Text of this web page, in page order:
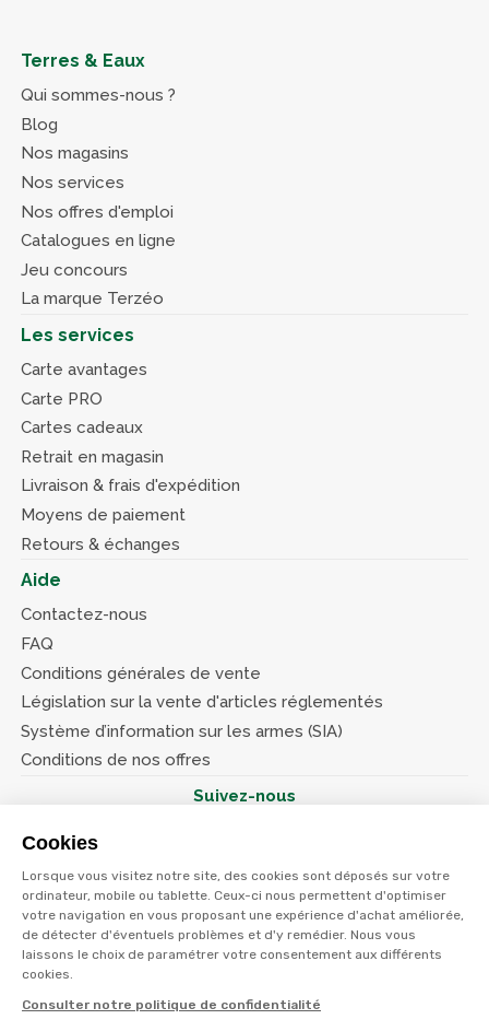
Cookies
Lorsque vous visitez notre site, des cookies sont déposés sur votre
ordinateur, mobile ou tablette. Ceux-ci nous permettent d'optimiser
votre navigation en vous proposant une expérience d'achat améliorée,
de détecter d'éventuels problèmes et d'y remédier. Nous vous
laissons le choix de paramétrer votre consentement aux différents
cookies.
Consulter notre politique de confidentialité
Terres & Eaux
Qui sommes-nous ?
Blog
Nos magasins
Nos services
Nos offres d'emploi
Catalogues en ligne
Jeu concours
La marque Terzéo
Les services
Carte avantages
Carte PRO
Cartes cadeaux
Retrait en magasin
Livraison & frais d'expédition
Moyens de paiement
Retours & échanges
Aide
Contactez-nous
FAQ
Conditions générales de vente
Législation sur la vente d'articles réglementés
Système d’information sur les armes (SIA)
Conditions de nos offres
Suivez-nous
© Terres et eaux 2026
Politique de confidentialité
Mentions légales
CGV